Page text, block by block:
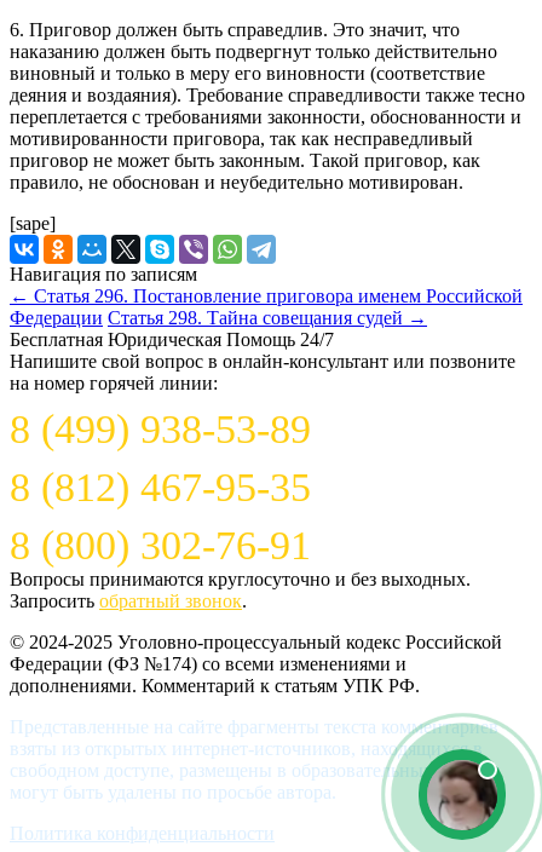
6. Приговор должен быть справедлив. Это значит, что
наказанию должен быть подвергнут только действительно
виновный и только в меру его виновности (соответствие
деяния и воздаяния). Требование справедливости также тесно
переплетается с требованиями законности, обоснованности и
мотивированности приговора, так как несправедливый
приговор не может быть законным. Такой приговор, как
правило, не обоснован и неубедительно мотивирован.
[sape]
Навигация по записям
← Статья 296. Постановление приговора именем Российской
Федерации Статья 298. Тайна совещания судей →
Бесплатная Юридическая Помощь 24/7
Напишите свой вопрос в онлайн-консультант или позвоните
на номер горячей линии:
8 (499) 938-53-89
8 (812) 467-95-35
8 (800) 302-76-91
Вопросы принимаются круглосуточно и без выходных.
Запросить обратный звонок.
© 2024-2025 Уголовно-процессуальный кодекс Российской
Федерации (ФЗ №174) со всеми изменениями и
дополнениями. Комментарий к статьям УПК РФ.
Представленные на сайте фрагменты текста комментариев
взяты из открытых интернет-источников, находящихся в
свободном доступе, размещены в образовательных целях и
могут быть удалены по просьбе автора.
Политика конфиденциальности